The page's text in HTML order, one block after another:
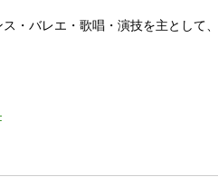
・バレエ・歌唱・演技を主として